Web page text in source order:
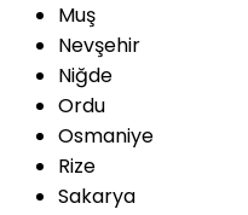
Muş
Nevşehir
Niğde
Ordu
Osmaniye
Rize
Sakarya